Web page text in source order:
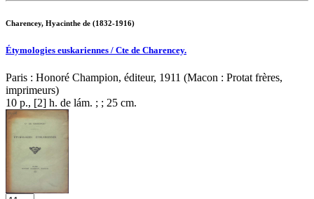
Charencey, Hyacinthe de (1832-1916)
Étymologies euskariennes / Cte de Charencey.
Paris : Honoré Champion, éditeur, 1911 (Macon : Protat frères,
imprimeurs)
10 p., [2] h. de lám. ; ; 25 cm.